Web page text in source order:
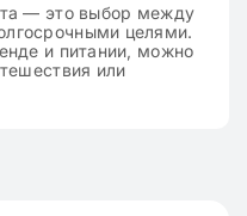
— это выбор между
целями.
и питании, можно
или